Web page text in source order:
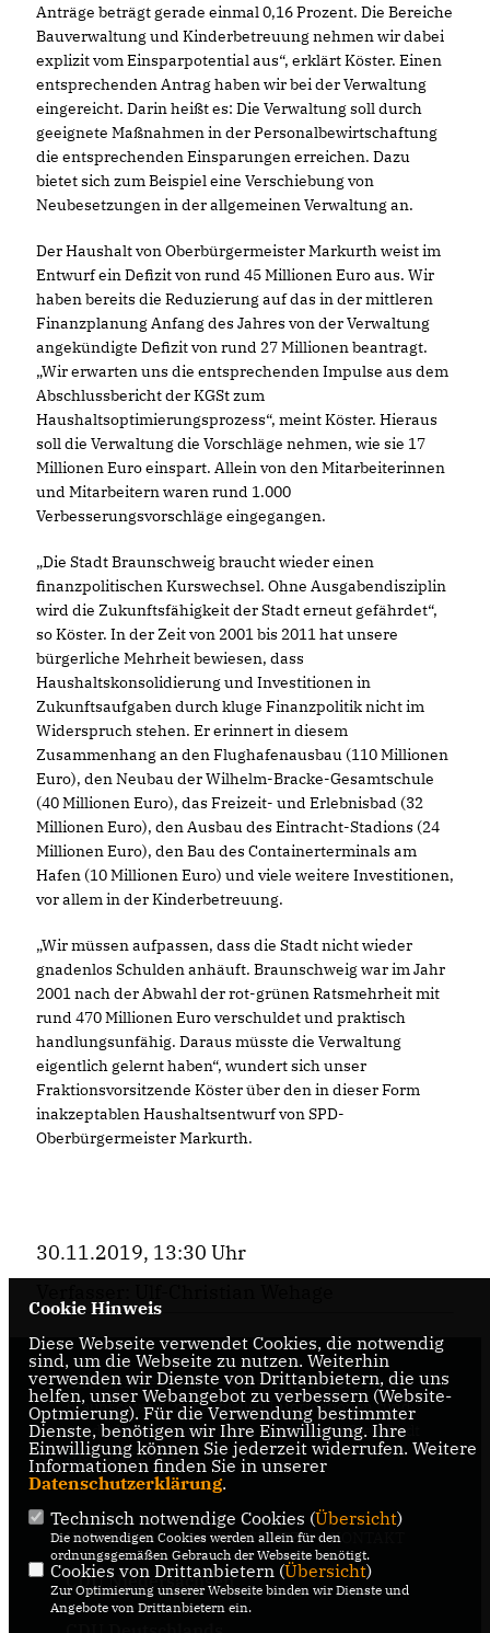
Anträge beträgt gerade einmal 0,16 Prozent. Die Bereiche
Bauverwaltung und Kinderbetreuung nehmen wir dabei
explizit vom Einsparpotential aus“, erklärt Köster. Einen
entsprechenden Antrag haben wir bei der Verwaltung
eingereicht. Darin heißt es: Die Verwaltung soll durch
geeignete Maßnahmen in der Personalbewirtschaftung
die entsprechenden Einsparungen erreichen. Dazu
bietet sich zum Beispiel eine Verschiebung von
Neubesetzungen in der allgemeinen Verwaltung an.
Der Haushalt von Oberbürgermeister Markurth weist im
Entwurf ein Defizit von rund 45 Millionen Euro aus. Wir
haben bereits die Reduzierung auf das in der mittleren
Finanzplanung Anfang des Jahres von der Verwaltung
angekündigte Defizit von rund 27 Millionen beantragt.
Wir erwarten uns die entsprechenden Impulse aus dem
Abschlussbericht der KGSt zum
Haushaltsoptimierungsprozess“, meint Köster. Hieraus
soll die Verwaltung die Vorschläge nehmen, wie sie 17
Millionen Euro einspart. Allein von den Mitarbeiterinnen
und Mitarbeitern waren rund 1.000
Verbesserungsvorschläge eingegangen.
Die Stadt Braunschweig braucht wieder einen
finanzpolitischen Kurswechsel. Ohne Ausgabendisziplin
wird die Zukunftsfähigkeit der Stadt erneut gefährdet“,
so Köster. In der Zeit von 2001 bis 2011 hat unsere
bürgerliche Mehrheit bewiesen, dass
Haushaltskonsolidierung und Investitionen in
Zukunftsaufgaben durch kluge Finanzpolitik nicht im
Widerspruch stehen. Er erinnert in diesem
Zusammenhang an den Flughafenausbau (110 Millionen
Euro), den Neubau der Wilhelm-Bracke-Gesamtschule
(40 Millionen Euro), das Freizeit- und Erlebnisbad (32
Millionen Euro), den Ausbau des Eintracht-Stadions (24
Millionen Euro), den Bau des Containerterminals am
Hafen (10 Millionen Euro) und viele weitere Investitionen,
vor allem in der Kinderbetreuung.
Wir müssen aufpassen, dass die Stadt nicht wieder
gnadenlos Schulden anhäuft. Braunschweig war im Jahr
2001 nach der Abwahl der rot-grünen Ratsmehrheit mit
rund 470 Millionen Euro verschuldet und praktisch
handlungsunfähig. Daraus müsste die Verwaltung
eigentlich gelernt haben“, wundert sich unser
Fraktionsvorsitzende Köster über den in dieser Form
inakzeptablen Haushaltsentwurf von SPD-
Oberbürgermeister Markurth.
30.11.2019, 13:30 Uhr
Internetseite der CDU-Fraktion im Rat der Stadt
Braunschweig, mit aktuellen Informationen rund
um die Kommunalpolitik in der zweitgrößten Stadt
Niedersachsens.
IMPRESSUM DATENSCHUTZ KONTAKT
CDU Niedersachsen
Cookie Hinweis
Diese Webseite verwendet Cookies, die notwendig
sind, um die Webseite zu nutzen. Weiterhin
verwenden wir Dienste von Drittanbietern, die uns
helfen, unser Webangebot zu verbessern (Website-
Optmierung). Für die Verwendung bestimmter
Dienste, benötigen wir Ihre Einwilligung. Ihre
Einwilligung können Sie jederzeit widerrufen. Weitere
Informationen finden Sie in unserer
Datenschutzerklärung.
Technisch notwendige Cookies (Übersicht)
Die notwendigen Cookies werden allein für den
ordnungsgemäßen Gebrauch der Webseite benötigt.
Cookies von Drittanbietern (Übersicht)
Zur Optimierung unserer Webseite binden wir Dienste und
Angebote von Drittanbietern ein.